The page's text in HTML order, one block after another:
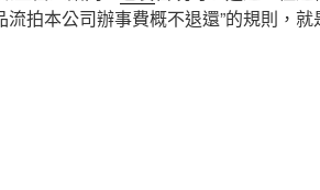
拍本公司辦事費概不退還”的規則，就